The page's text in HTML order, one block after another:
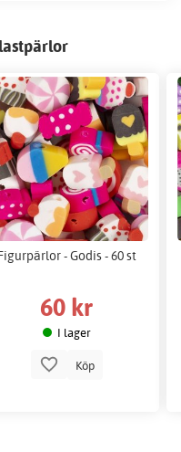
- Godis - 60 st
60 kr
I lager
Köp